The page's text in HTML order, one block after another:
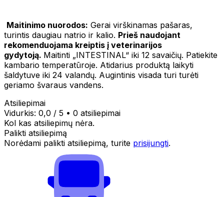
Maitinimo nuorodos: Gerai virškinamas pašaras,
turintis daugiau natrio ir kalio. Prieš naudojant
rekomenduojama kreiptis į veterinarijos
gydytoją. Maitinti „INTESTINAL“ iki 12 savaičių. Patiekite
kambario temperatūroje. Atidarius produktą laikyti
šaldytuve iki 24 valandų. Augintinis visada turi turėti
geriamo švaraus vandens.
Atsiliepimai
Vidurkis: 0,0 / 5 • 0 atsiliepimai
Kol kas atsiliepimų nėra.
Palikti atsiliepimą
Norėdami palikti atsiliepimą, turite prisijungti.